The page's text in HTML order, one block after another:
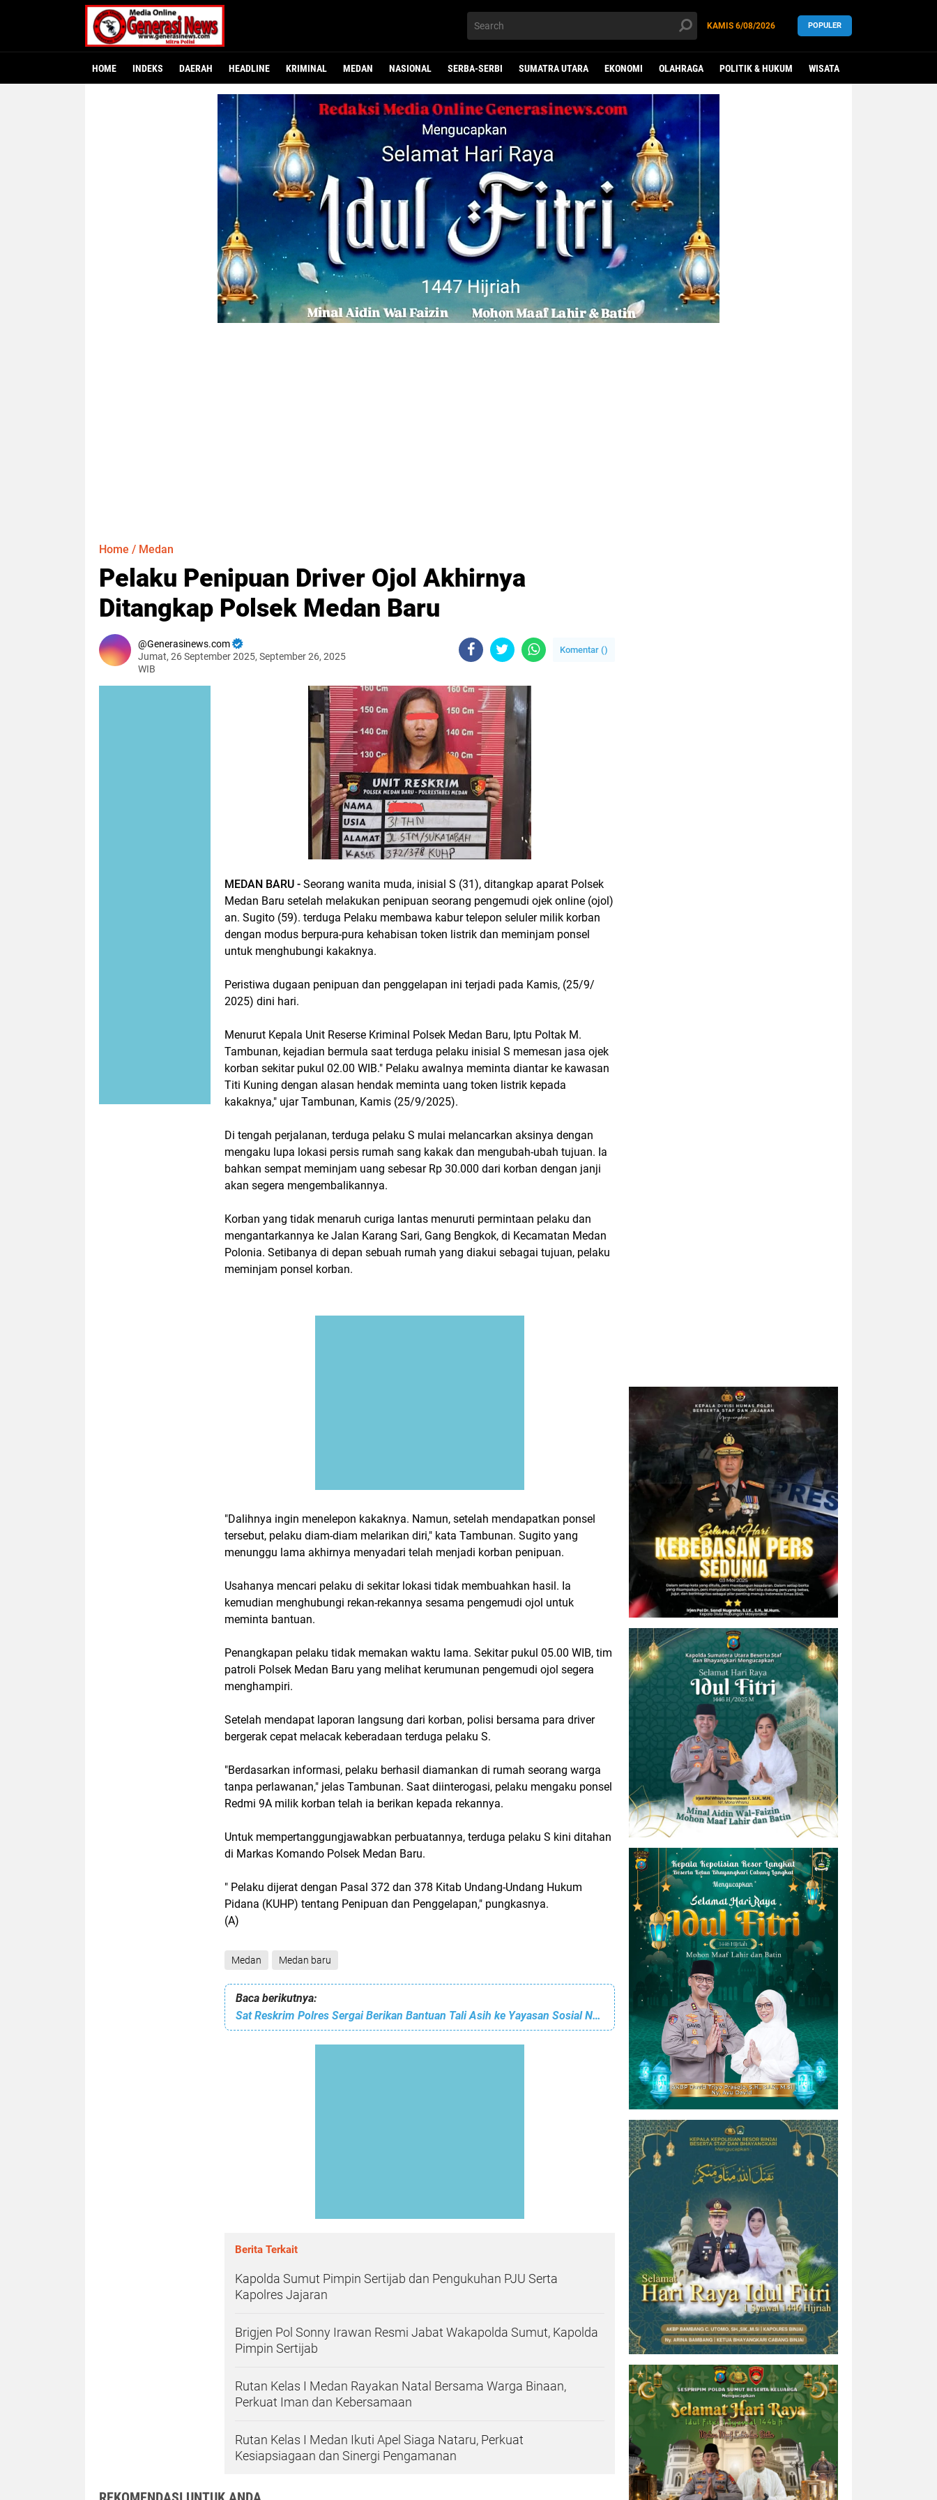
KAMIS 6/08/2026 POPULER
HOME INDEKS DAERAH HEADLINE KRIMINAL MEDAN NASIONAL SERBA-SERBI SUMATRA UTARA EKONOMI OLAHRAGA POLITIK & HUKUM WISATA
Home / Medan
Pelaku Penipuan Driver Ojol Akhirnya
Ditangkap Polsek Medan Baru
Generasinews.com
Jumat, 26 September 2025, September 26, 2025
WIB
Komentar ()
MEDAN BARU - Seorang wanita muda, inisial S (31), ditangkap aparat Polsek
Medan Baru setelah melakukan penipuan seorang pengemudi ojek online (ojol)
an. Sugito (59). terduga Pelaku membawa kabur telepon seluler milik korban
dengan modus berpura-pura kehabisan token listrik dan meminjam ponsel
untuk menghubungi kakaknya.
Peristiwa dugaan penipuan dan penggelapan ini terjadi pada Kamis, (25/9/
2025) dini hari.
Menurut Kepala Unit Reserse Kriminal Polsek Medan Baru, Iptu Poltak M.
Tambunan, kejadian bermula saat terduga pelaku inisial S memesan jasa ojek
korban sekitar pukul 02.00 WIB." Pelaku awalnya meminta diantar ke kawasan
Titi Kuning dengan alasan hendak meminta uang token listrik kepada
kakaknya," ujar Tambunan, Kamis (25/9/2025).
Di tengah perjalanan, terduga pelaku S mulai melancarkan aksinya dengan
mengaku lupa lokasi persis rumah sang kakak dan mengubah-ubah tujuan. Ia
bahkan sempat meminjam uang sebesar Rp 30.000 dari korban dengan janji
akan segera mengembalikannya.
Korban yang tidak menaruh curiga lantas menuruti permintaan pelaku dan
mengantarkannya ke Jalan Karang Sari, Gang Bengkok, di Kecamatan Medan
Polonia. Setibanya di depan sebuah rumah yang diakui sebagai tujuan, pelaku
meminjam ponsel korban.
"Dalihnya ingin menelepon kakaknya. Namun, setelah mendapatkan ponsel
tersebut, pelaku diam-diam melarikan diri," kata Tambunan. Sugito yang
menunggu lama akhirnya menyadari telah menjadi korban penipuan.
Usahanya mencari pelaku di sekitar lokasi tidak membuahkan hasil. Ia
kemudian menghubungi rekan-rekannya sesama pengemudi ojol untuk
meminta bantuan.
Penangkapan pelaku tidak memakan waktu lama. Sekitar pukul 05.00 WIB, tim
patroli Polsek Medan Baru yang melihat kerumunan pengemudi ojol segera
menghampiri.
Setelah mendapat laporan langsung dari korban, polisi bersama para driver
bergerak cepat melacak keberadaan terduga pelaku S.
"Berdasarkan informasi, pelaku berhasil diamankan di rumah seorang warga
tanpa perlawanan," jelas Tambunan. Saat diinterogasi, pelaku mengaku ponsel
Redmi 9A milik korban telah ia berikan kepada rekannya.
Untuk mempertanggungjawabkan perbuatannya, terduga pelaku S kini ditahan
di Markas Komando Polsek Medan Baru.
" Pelaku dijerat dengan Pasal 372 dan 378 Kitab Undang-Undang Hukum
Pidana (KUHP) tentang Penipuan dan Penggelapan," pungkasnya.
(A)
Medan Medan baru
Baca berikutnya:
Sat Reskrim Polres Sergai Berikan Bantuan Tali Asih ke Yayasan Sosial Nurul Jannah
Berita Terkait
Kapolda Sumut Pimpin Sertijab dan Pengukuhan PJU Serta
Kapolres Jajaran
Brigjen Pol Sonny Irawan Resmi Jabat Wakapolda Sumut, Kapolda
Pimpin Sertijab
Rutan Kelas I Medan Rayakan Natal Bersama Warga Binaan,
Perkuat Iman dan Kebersamaan
Rutan Kelas I Medan Ikuti Apel Siaga Nataru, Perkuat
Kesiapsiagaan dan Sinergi Pengamanan